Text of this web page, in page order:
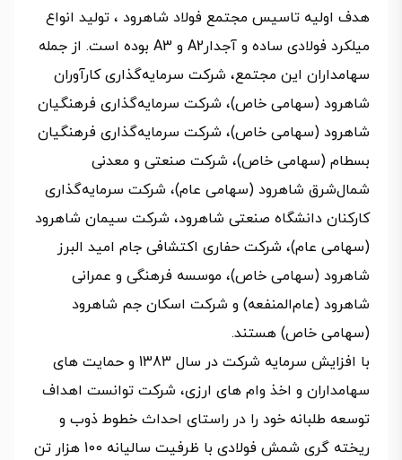
هدف اولیه تاسیس مجتمع فولاد شاهرود ، تولید انواع
میلکرد فولادی ساده و آجدارA2 و A3 بوده است. از جمله
سهامداران این مجتمع، شرکت سرمایه‌گذاری کار‌آوران
شاهرود (سهامی خاص)، شرکت سرمایه‌گذاری فرهنگیان
شاهرود (سهامی خاص)، شرکت سرمایه‌گذاری فرهنگیان
بسطام (سهامی خاص)، شرکت صنعتی و معدنی
شمال‌شرق شاهرود (سهامی عام)، شرکت سرمایه‌گذاری
کارکنان دانشگاه صنعتی شاهرود، شرکت سیمان شاهرود
(سهامی عام)، شرکت حفاری اکتشافی جام امید البرز
شاهرود (سهامی خاص)، موسسه فرهنگی و عمرانی
شاهرود (عام‌المنفعه) و شرکت اسکان جم شاهرود
(سهامی خاص) هستند.
با افزایش سرمایه شرکت در سال 1383 و حمایت های
سهامداران و اخذ وام های ارزی، شرکت توانست اهداف
توسعه طلبانه خود را در راستای احداث خطوط ذوب و
ریخته گری شمش فولادی با ظرفیت سالیانه 100 هزار تن